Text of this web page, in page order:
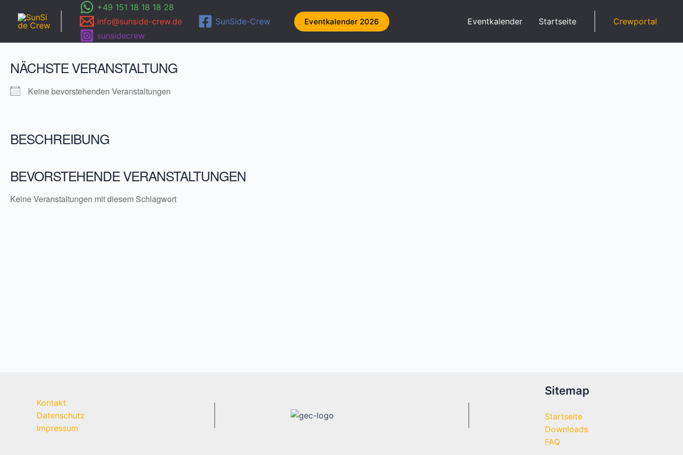
Inhalt
springen
+49 151 18 18 18 28
info@sunside-crew.de
SunSide-Crew
sunsidecrew
Eventkalender 2026 Eventkalender Startseite Crewportal
NÄCHSTE VERANSTALTUNG
Keine bevorstehenden Veranstaltungen
BESCHREIBUNG
BEVORSTEHENDE VERANSTALTUNGEN
Keine Veranstaltungen mit diesem Schlagwort
Kontakt
Datenschutz
Impressum
Sitemap
Startseite
Downloads
FAQ